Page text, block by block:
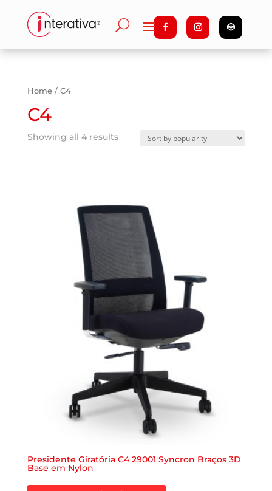
Home/ C4
C4
Showing all 4 results
Presidente Giratória C4 29001 Syncron Braços 3D
Base em Nylon